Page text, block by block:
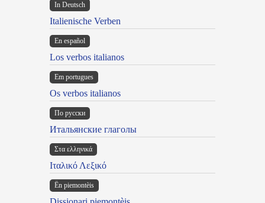
In Deutsch
Italienische Verben
En español
Los verbos italianos
Em portugues
Os verbos italianos
По русски
Итальянские глаголы
Στα ελληνικά
Ιταλικό Λεξικό
Ën piemontèis